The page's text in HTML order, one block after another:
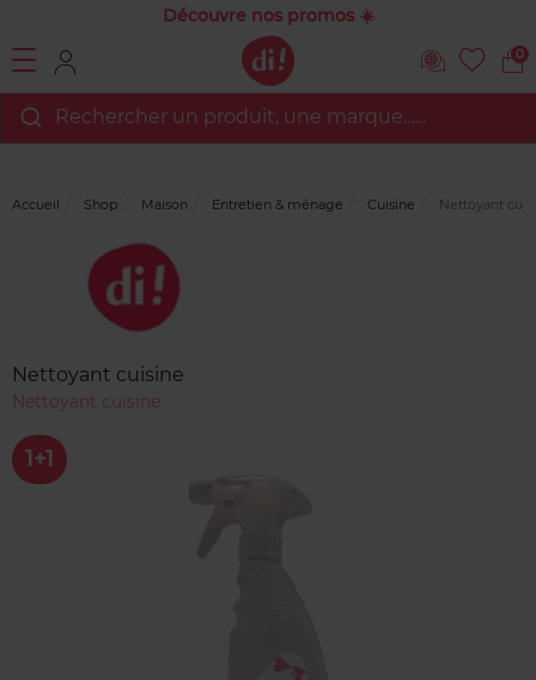
Découvre nos promos ☀️
0
Rechercher un produit, une marque…...
Accueil Shop Maison Entretien & ménage Cuisine Nettoyant
Nettoyant cuisine
Nettoyant cuisine
1+1